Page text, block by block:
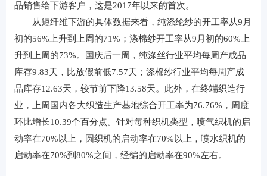
品销售给下游客户，这是2017年以来的首次。
从短纤维下游的具体数据来看，纯涤纶纱的开工率从9月
初的56%上升到上周的71%；涤棉纱开工率从9月初的60%上
升到上周的73%。国庆后一周，纯涤丝行业平均每周产成品
库存9.83天，比放假前低7.57天；涤棉纱行业平均每周产成
品库存12.63天，较节前下降13.58天。此外，在终端织造行
业，上周国内各大织造生产基地综合开工率为76.76%，周度
环比增长10.39个百分点。针对每种织机类型，喷气织机的启
动率在70%以上，圆织机的启动率在70%以上，喷水织机的
启动率在70%到80%之间，经编的启动率在90%左右。